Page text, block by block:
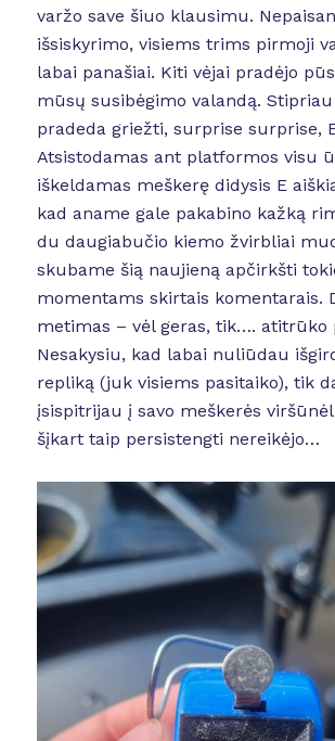
varžo save šiuo klausimu.
išsiskyrimo, visiems trims pirmoji
labai panašiai. Kiti vėjai pradėjo
mūsų susibėgimo valandą.
pradeda griežti, surprise surprise,
Atsistodamas ant platformos visu
iškeldamas meškerę didysis E
kad aname gale pakabino kažką
du daugiabučio kiemo žvirbliai
skubame šią naujieną apčirkšti
momentams skirtais komentarais.
metimas – vėl geras, tik…. atitrūko
Nesakysiu, kad labai nuliūdau
repliką (juk visiems pasitaiko), tik
įsispitrijau į savo meškerės
šįkart taip persistengti nereikėjo…